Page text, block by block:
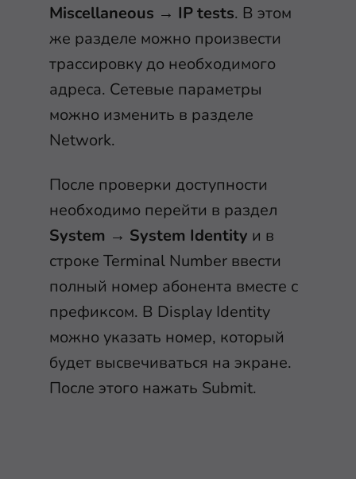
Miscellaneous → IP tests. В этом
же разделе можно произвести
трассировку до необходимого
адреса. Сетевые параметры
можно изменить в разделе
Network.
После проверки доступности
необходимо перейти в раздел
System → System Identity и в
строке Terminal Number ввести
полный номер абонента вместе с
префиксом. В Display Identity
можно указать номер, который
будет высвечиваться на экране.
После этого нажать Submit.